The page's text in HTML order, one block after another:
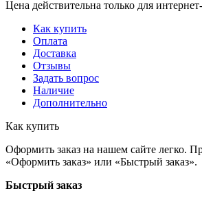
Цена действительна только для
Как купить
Оплата
Доставка
Отзывы
Задать вопрос
Наличие
Дополнительно
Как купить
Оформить заказ на нашем сайте легко.
«Оформить заказ» или «Быстрый заказ».
Быстрый заказ